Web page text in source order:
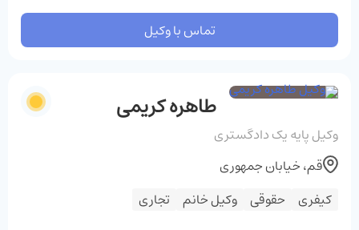
تماس با وکیل
طاهره کریمی
وکیل پایه یک دادگستری
کیفری حقوقی وکیل خانم تجاری
قم، خیابان جمهوری